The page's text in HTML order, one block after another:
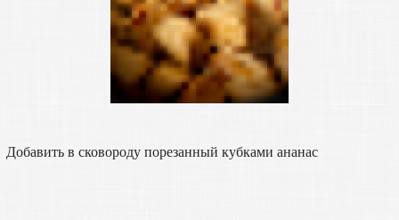
Добавить в сковороду порезанный кубками ананас